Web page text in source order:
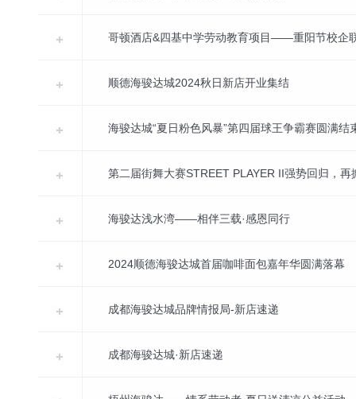
哥顿酒店&四基中学劳动教育项目——重阳节校企
顺德海骏达城2024秋日新店开业集结
海骏达城“夏日粉色风暴”第四届球王争霸赛圆满结
第二届街舞大赛STREET PLAYER II强势回归，再
海骏达浅水湾——相伴三载·感恩同行
2024顺德海骏达城首届咖啡面包嘉年华圆满落幕
成都海骏达城品牌情报局-新店速递
成都海骏达城·新店速递